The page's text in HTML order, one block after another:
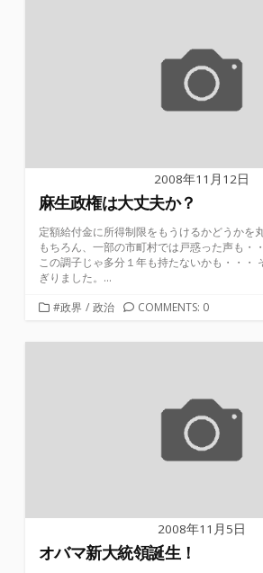
2008年11月12日
麻生政権は大丈夫か？
定額給付金に所得制限をもうけるかどうかを
もちろん、一部の市町村では戸惑った声も・
この調子じゃ多分１年も持たないかも・・・
ぎりました。...
カ
ゴ
#政界 / 政治 COMMENTS: 0
2008年11月5日
オバマ新大統領誕生！